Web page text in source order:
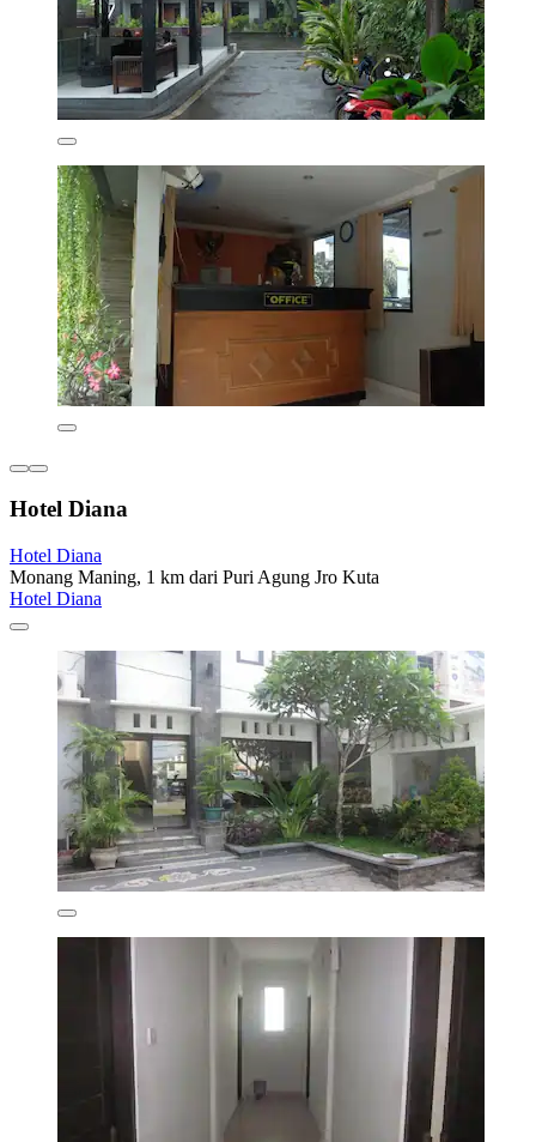
Hotel Diana
Hotel Diana
Monang Maning, 1 km dari Puri Agung Jro Kuta
Hotel Diana